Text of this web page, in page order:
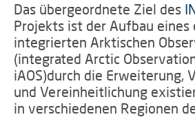
Das übergeordnete Ziel des
Projekts ist der Aufbau
integrierten Arktischen
(integrated Arctic
iAOS)durch die Erweiterung,
und Vereinheitlichung
in verschiedenen Regionen